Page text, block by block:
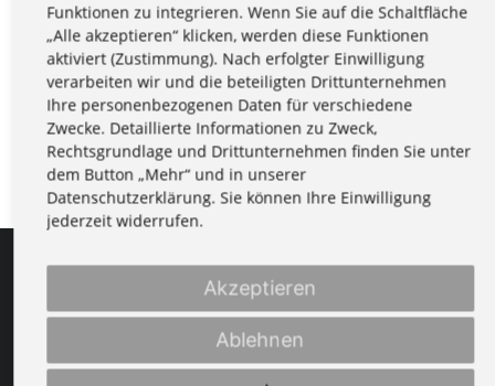
(die sogenannte Salatkirmes) mit Schalmeien,
Blasmusik & meiner Wenigkeit zum Frühschoppen
ab 10:00
ZURÜCK
Anschrift & Kontakt
Am Hügel 13
Funktionen zu integrieren. Wenn Sie auf die Schaltfläche
„Alle akzeptieren“ klicken, werden diese Funktionen
aktiviert (Zustimmung). Nach erfolgter Einwilligung
verarbeiten wir und die beteiligten Drittunternehmen
Ihre personenbezogenen Daten für verschiedene
Zwecke. Detaillierte Informationen zu Zweck,
Rechtsgrundlage und Drittunternehmen finden Sie unter
dem Button „Mehr“ und in unserer
Datenschutzerklärung. Sie können Ihre Einwilligung
jederzeit widerrufen.
Akzeptieren
Ablehnen